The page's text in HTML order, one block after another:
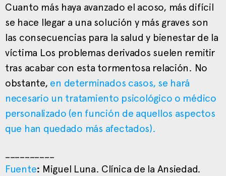
Cuanto más haya avanzado el acoso, más difícil
se hace llegar a una solución y más graves son
las consecuencias para la salud y bienestar de la
víctima Los problemas derivados suelen remitir
tras acabar con esta tormentosa relación. No
obstante, en determinados casos, se hará
necesario un tratamiento psicológico o médico
personalizado (en función de aquellos aspectos
que han quedado más afectados).
__________
Fuente: Miguel Luna. Clínica de la Ansiedad.